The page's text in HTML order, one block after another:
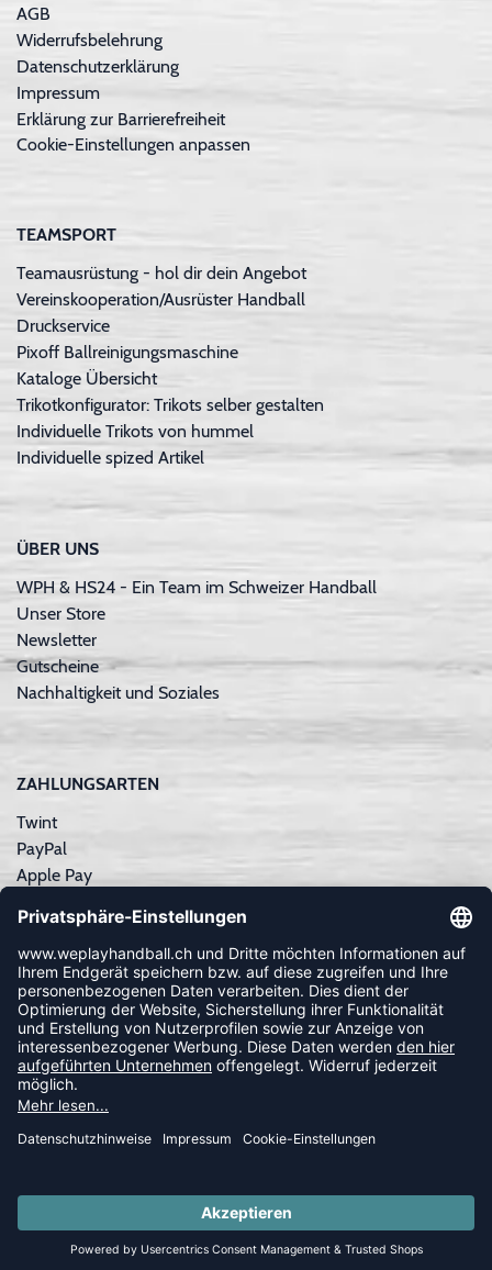
SUMMER SALE: SPARE BIS ZU 65%
AGB
Widerrufsbelehrung
Datenschutzerklärung
Impressum
Erklärung zur Barrierefreiheit
Cookie-Einstellungen anpassen
TEAMSPORT
Teamausrüstung - hol dir dein Angebot
Vereinskooperation/Ausrüster Handball
Druckservice
Pixoff Ballreinigungsmaschine
Kataloge Übersicht
Trikotkonfigurator: Trikots selber gestalten
Individuelle Trikots von hummel
Individuelle spized Artikel
ÜBER UNS
WPH & HS24 - Ein Team im Schweizer Handball
Unser Store
Newsletter
Gutscheine
Nachhaltigkeit und Soziales
ZAHLUNGSARTEN
Twint
PayPal
Apple Pay
Kreditkarte
Rechnungskauf
NEWSLETTER
FOLLOW US